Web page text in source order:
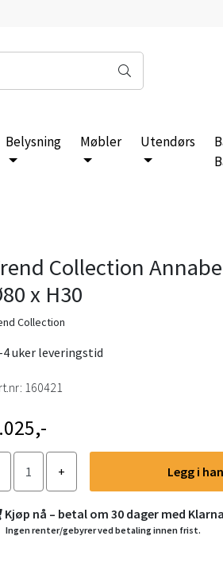
Belysning Møbler Utendørs
Collection
x H30
Collection
4 uker leveringstid
160421
Legg i
Kjøp nå – betal om 30 dager med Klarna
Ingen renter/gebyrer ved betaling innen frist.